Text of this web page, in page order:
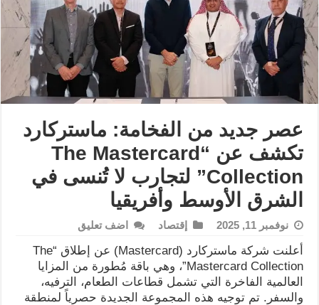
عصر جديد من الفخامة: ماستركارد
تكشف عن “The Mastercard
Collection” لتجارب لا تُنسى في
الشرق الأوسط وأفريقيا
نوفمبر 11, 2025 إقتصاد اضف تعليق
أعلنت شركة ماستركارد (Mastercard) عن إطلاق “The
Mastercard Collection”، وهي باقة مُطورة من المزايا
العالمية الفاخرة التي تشمل قطاعات الطعام، الترفيه،
والسفر. تم توجيه هذه المجموعة الجديدة حصرياً لمنطقة